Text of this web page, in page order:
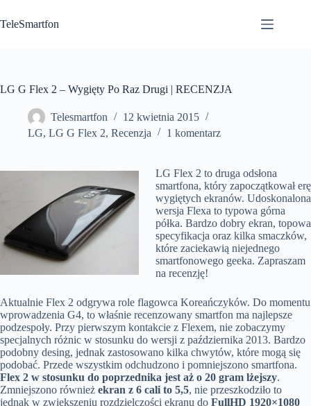
do
treści
TeleSmartfon
LG G Flex 2 – Wygięty Po Raz Drugi | RECENZJA
Telesmartfon
12 kwietnia 2015
LG, LG G Flex 2, Recenzja 1 komentarz
LG Flex 2 to druga odsłona
smartfona, który zapoczątkował erę
wygiętych ekranów. Udoskonalona
wersja Flexa to typowa górna
półka. Bardzo dobry ekran, topowa
specyfikacja oraz kilka smaczków,
które zaciekawią niejednego
smartfonowego geeka. Zapraszam
na recenzję!
Aktualnie Flex 2 odgrywa role flagowca Koreańczyków. Do momentu
wprowadzenia G4, to właśnie recenzowany smartfon ma najlepsze
podzespoły. Przy pierwszym kontakcie z Flexem, nie zobaczymy
specjalnych różnic w stosunku do wersji z października 2013. Bardzo
podobny desing, jednak zastosowano kilka chwytów, które mogą się
podobać. Przede wszystkim odchudzono i pomniejszono smartfona.
Flex 2 w stosunku do poprzednika jest aż o 20 gram lżejszy.
Zmniejszono również ekran z 6 cali to 5,5, nie przeszkodziło to
jednak w zwiększeniu rozdzielczości ekranu do FullHD 1920×1080